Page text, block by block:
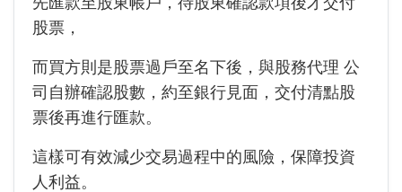
股票，
而買方則是股票過戶至名下後，與股務代理 公
司自辦確認股數，約至銀行見面，交付清點股
票後再進行匯款。
這樣可有效減少交易過程中的風險，保障投資
人利益。